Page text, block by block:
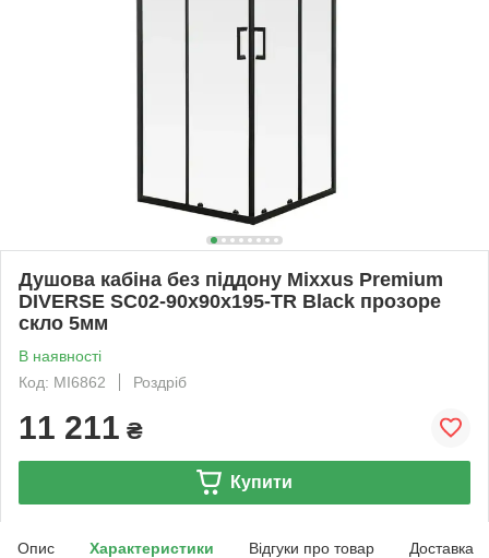
Душова кабіна без піддону Mixxus Premium
DIVERSE SC02-90x90x195-TR Black прозоре
скло 5мм
В наявності
Код: MI6862
Роздріб
11 211 ₴
Купити
Опис Характеристики Відгуки про товар Доставка